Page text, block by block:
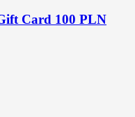
Card 100 PLN